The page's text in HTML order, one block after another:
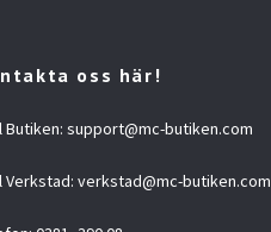
oss här!
Butiken: support@mc-butiken.com
Verkstad: verkstad@mc-butiken.com